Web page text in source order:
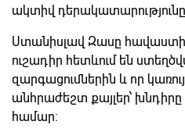
ակտիվ
Ստանիսլավ Զասը
ուշադիր հետևում են
զարգացումներին և որ
անհրաժեշտ քայլեր՝ խնդիրը
համար։